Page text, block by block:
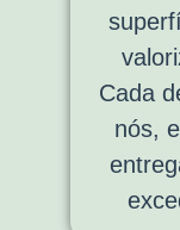
Cada
nós,